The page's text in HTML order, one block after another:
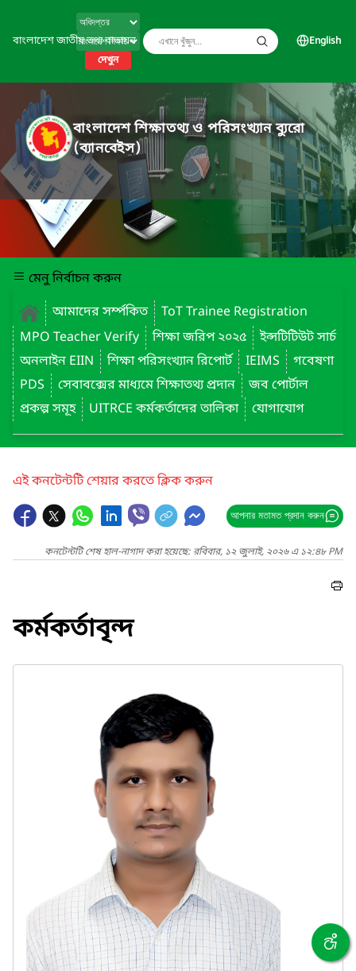
বাংলাদেশ জাতীয় তথ্য বাতায়ন
দেখুন
English
বাংলাদেশ শিক্ষাতথ্য ও পরিসংখ্যান ব্যুরো
(ব্যানবেইস)
মেনু নির্বাচন করুন
আমাদের সর্ম্পকিত
ToT Trainee Registration
MPO Teacher Verify
শিক্ষা জরিপ ২০২৫
ইন্সটিটিউট সার্চ
অনলাইন EIIN
শিক্ষা পরিসংখ্যান রিপোর্ট IEIMS
গবেষণা
PDS
সেবাবক্সের মাধ্যমে শিক্ষাতথ্য প্রদান
জব পোর্টাল
প্রকল্প সমূহ
UITRCE কর্মকর্তাদের তালিকা যোগাযোগ
এই কনটেন্টটি শেয়ার করতে ক্লিক করুন
আপনার মতামত প্রদান করুন
কনটেন্টটি শেষ হাল-নাগাদ করা হয়েছে: রবিবার, ১২ জুলাই, ২০২৬ এ ১২:৪৮ PM
কর্মকর্তাবৃন্দ